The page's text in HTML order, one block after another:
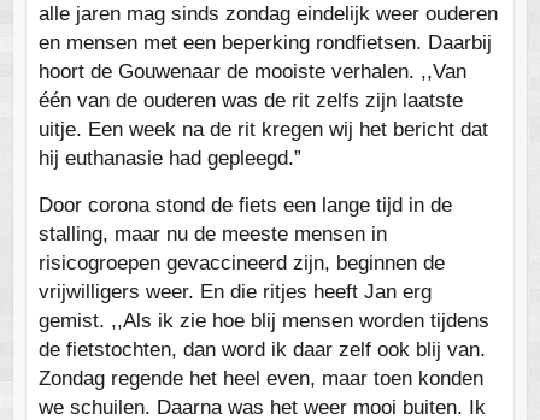
alle jaren mag sinds zondag eindelijk weer ouderen
en mensen met een beperking rondfietsen. Daarbij
hoort de Gouwenaar de mooiste verhalen. ,,Van
één van de ouderen was de rit zelfs zijn laatste
uitje. Een week na de rit kregen wij het bericht dat
hij euthanasie had gepleegd.”
Door corona stond de fiets een lange tijd in de
stalling, maar nu de meeste mensen in
risicogroepen gevaccineerd zijn, beginnen de
vrijwilligers weer. En die ritjes heeft Jan erg
gemist. ,,Als ik zie hoe blij mensen worden tijdens
de fietstochten, dan word ik daar zelf ook blij van.
Zondag regende het heel even, maar toen konden
we schuilen. Daarna was het weer mooi buiten. Ik